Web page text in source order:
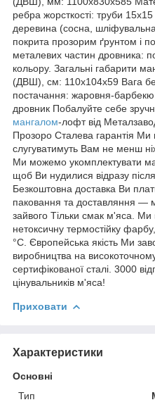
ребра жорсткості: труби
деревина (сосна,
покрита прозорим ґрунтом і
металевих частин дровника:
кольору. Загальні габарити
(ДВШ), см: 110х104х59 Вага
постачання: жаровня-
дровник Побалуйте себе
мангалом-лофт від
Прозоро Сталева гарантія
слугуватимуть Вам не менш
Ми можемо укомплектувати
щоб Ви нудилися відразу
Безкоштовна доставка Ви
паковання та доставляння —
зайвого Тільки смак м'яса. Ми
нетоксичну термостійку
°C. Європейська якість Ми
виробництва на
сертифікованої сталі. 3000
цінувальників м'яса!
Приховати
Характеристики
Основні
Тип